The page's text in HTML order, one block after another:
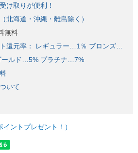
け取りが便利！
北海道・沖縄・離島除く）
無料
還元率： レギュラー…1％ ブロンズ…
ルド…5% プラチナ…7%
いて
ントプレゼント！）